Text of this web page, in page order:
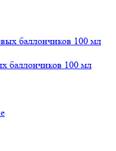
баллончиков 100 мл